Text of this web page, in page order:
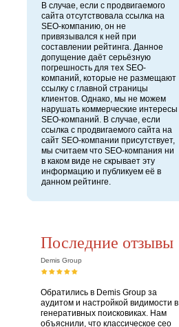
В случае, если с продвигаемого
сайта отсутствовала ссылка на
SEO-компанию, он не
привязывался к ней при
составлении рейтинга. Данное
допущение даёт серьёзную
погрешность для тех SEO-
компаний, которые не размещают
ссылку с главной страницы
клиентов. Однако, мы не можем
нарушать коммерческие интересы
SEO-компаний. В случае, если
ссылка с продвигаемого сайта на
сайт SEO-компании присутствует,
мы считаем что SEO-компания ни
в каком виде не скрывает эту
информацию и публикуем её в
данном рейтинге.
Последние отзывы
Demis Group
Обратились в Demis Group за
аудитом и настройкой видимости в
генеративных поисковиках. Нам
объяснили, что классическое сео